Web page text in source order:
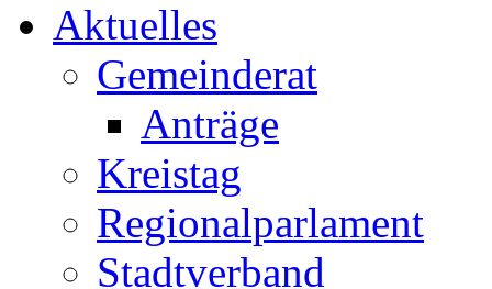
Aktuelles
Gemeinderat
Anträge
Kreistag
Regionalparlament
Stadtverband